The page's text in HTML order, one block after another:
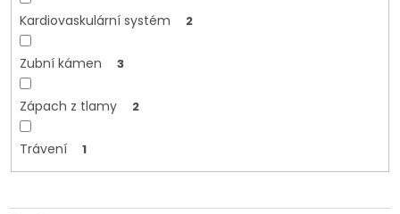
Kardiovaskulární systém 2
Zubní kámen 3
Zápach z tlamy 2
Trávení 1